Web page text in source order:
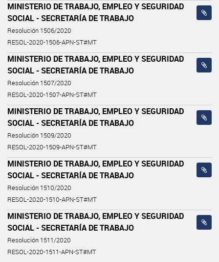
MINISTERIO DE TRABAJO, EMPLEO Y SEGURIDAD
SOCIAL - SECRETARÍA DE TRABAJO
Resolución 1506/2020
RESOL-2020-1506-APN-ST#MT
MINISTERIO DE TRABAJO, EMPLEO Y SEGURIDAD
SOCIAL - SECRETARÍA DE TRABAJO
Resolución 1507/2020
RESOL-2020-1507-APN-ST#MT
MINISTERIO DE TRABAJO, EMPLEO Y SEGURIDAD
SOCIAL - SECRETARÍA DE TRABAJO
Resolución 1509/2020
RESOL-2020-1509-APN-ST#MT
MINISTERIO DE TRABAJO, EMPLEO Y SEGURIDAD
SOCIAL - SECRETARÍA DE TRABAJO
Resolución 1510/2020
RESOL-2020-1510-APN-ST#MT
MINISTERIO DE TRABAJO, EMPLEO Y SEGURIDAD
SOCIAL - SECRETARÍA DE TRABAJO
Resolución 1511/2020
RESOL-2020-1511-APN-ST#MT